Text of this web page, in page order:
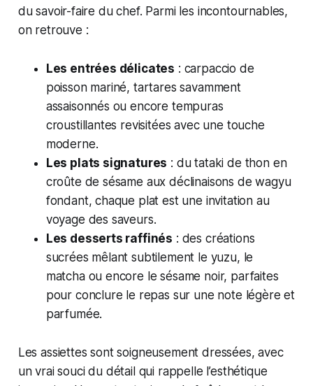
du savoir-faire du chef. Parmi les incontournables,
on retrouve :
Les entrées délicates : carpaccio de
poisson mariné, tartares savamment
assaisonnés ou encore tempuras
croustillantes revisitées avec une touche
moderne.
Les plats signatures : du tataki de thon en
croûte de sésame aux déclinaisons de wagyu
fondant, chaque plat est une invitation au
voyage des saveurs.
Les desserts raffinés : des créations
sucrées mêlant subtilement le yuzu, le
matcha ou encore le sésame noir, parfaites
pour conclure le repas sur une note légère et
parfumée.
Les assiettes sont soigneusement dressées, avec
un vrai souci du détail qui rappelle l’esthétique